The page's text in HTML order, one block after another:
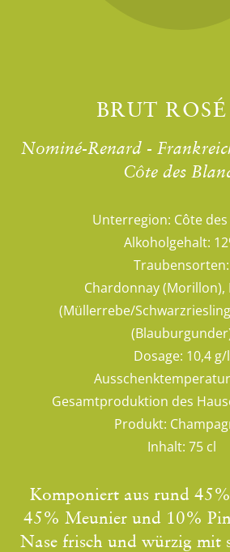
BRUT
Nominé-Renard -
Côte des
Unterregion: Côte
Alkoholgehalt:
Traubensorten:
Chardonnay (Morillon),
(Müllerrebe/
Dosage: 10,4 g/l
Gesamtproduktion des
Produkt:
Inhalt: 75 cl
Komponiert aus rund
45% Meunier und 10%
Nase frisch und würzig mit